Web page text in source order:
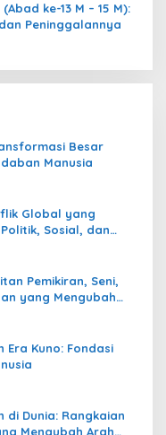
ke-13 M – 15 M):
Peninggalannya
Besar
Manusia
Global yang
Sosial, dan
Pemikiran, Seni,
yang Mengubah
Era Kuno: Fondasi
di Dunia: Rangkaian
Mengubah Arah